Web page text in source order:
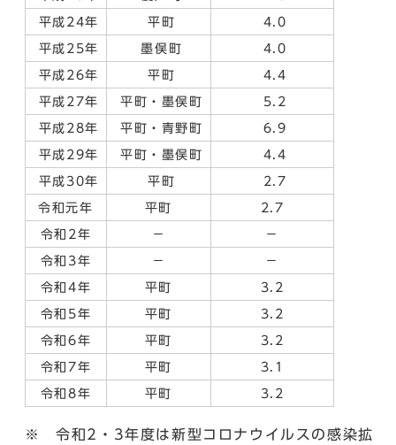
平成24年 平町 4.0
平成25年 墨俣町 4.0
平成26年 平町 4.4
平成27年 平町・墨俣町 5.2
平成28年 平町・青野町 6.9
平成29年 平町・墨俣町 4.4
平成30年 平町 2.7
令和元年 平町 2.7
令和2年 － －
令和3年 － －
令和4年 平町 3.2
令和5年 平町 3.2
令和6年 平町 3.2
令和7年 平町 3.1
令和8年 平町 3.2
※ 令和2・3年度は新型コロナウイルスの感染拡